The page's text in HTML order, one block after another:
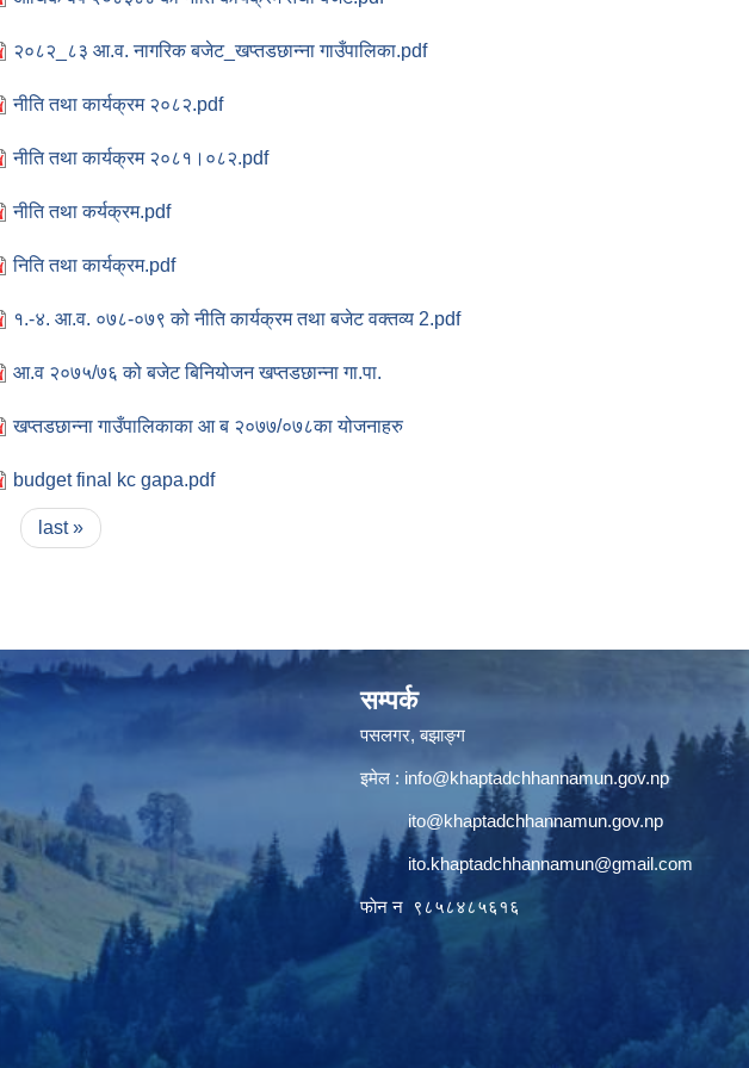
२०८२_८३ आ.व. नागरिक बजेट_खप्तडछान्ना गाउँपालिका.pdf
नीति तथा कार्यक्रम २०८२.pdf
नीति तथा कार्यक्रम २०८१।०८२.pdf
नीति तथा कर्यक्रम.pdf
निति तथा कार्यक्रम.pdf
१.-४. आ.व. ०७८-०७९ को नीति कार्यक्रम तथा बजेट वक्तव्य 2.pdf
आ.व २०७५/७६ को बजेट बिनियोजन खप्तडछान्ना गा.पा.
खप्तडछान्ना गाउँपालिकाका आ ब २०७७/०७८का योजनाहरु
budget final kc gapa.pdf
last »
सम्पर्क
पसलगर, बझाङ्ग
इमेल : info@khaptadchhannamun.gov.np
ito@khaptadchhannamun.gov.np
ito.khaptadchhannamun@gmail.com
फाेन न‌‍‍ ९८५८४८५६१६